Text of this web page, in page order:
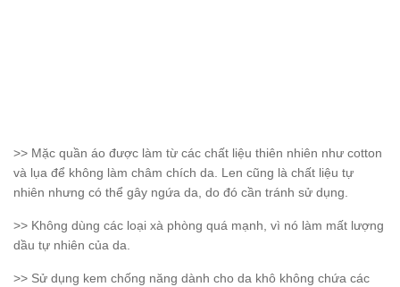
>> Mặc quần áo được làm từ các chất liệu thiên nhiên như cotton
và lụa để không làm châm chích da. Len cũng là chất liệu tự
nhiên nhưng có thể gây ngứa da, do đó cần tránh sử dụng.
>> Không dùng các loại xà phòng quá mạnh, vì nó làm mất lượng
dầu tự nhiên của da.
>> Sử dụng kem chống năng dành cho da khô không chứa các